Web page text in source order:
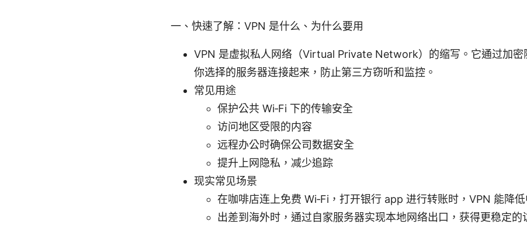
一、快速了解：VPN 是什么、为什么要用
VPN 是虚拟私人网络（Virtual Private Network）的缩写。它通过加密
你选择的服务器连接起来，防止第三方窃听和监控。
常见用途
保护公共 Wi‑Fi 下的传输安全
访问地区受限的内容
远程办公时确保公司数据安全
提升上网隐私，减少追踪
现实常见场景
在咖啡店连上免费 Wi‑Fi，打开银行 app 进行转账时，VPN 能降低
出差到海外时，通过自家服务器实现本地网络出口，获得更稳定的